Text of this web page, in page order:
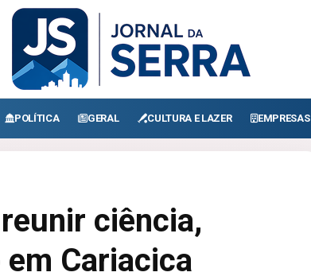
POLÍTICA GERAL CULTURA E LAZER EMPRESAS
ciência,
Cariacica